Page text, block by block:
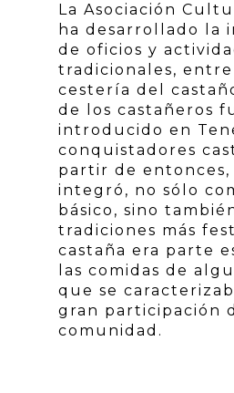
La Asociación
ha desarrollado la
de oficios y
tradicionales,
cestería del
de los castañeros
introducido en
conquistadores
partir de
integró, no sólo
básico, sino
tradiciones más
castaña era parte
las comidas de
que se
gran participación
comunidad.